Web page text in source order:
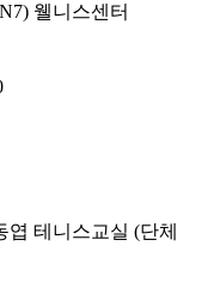
웰니스센터
엽 테니스교실 (단체